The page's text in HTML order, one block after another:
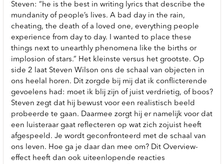
Steven: “he is the best in writing lyrics that describe the
mundanity of people’s lives. A bad day in the rain,
cheating, the death of a loved one, everything people
experience from day to day. I wanted to place these
things next to unearthly phenomena like the births or
implosion of stars.” Het kleinste versus het grootste. Op
side 2 laat Steven Wilson ons de schaal van objecten in
ons heelal horen. Dit zorgde bij mij dat ik conflicterende
gevoelens had: moet ik blij zijn of juist verdrietig, of boos?
Steven zegt dat hij bewust voor een realistisch beeld
probeerde te gaan. Daarmee zorgt hij er namelijk voor dat
een luisteraar gaat reflecteren op wat zich zojuist heeft
afgespeeld. Je wordt geconfronteerd met de schaal van
ons leven. Hoe ga je daar dan mee om? Dit Overview-
effect heeft dan ook uiteenlopende reacties